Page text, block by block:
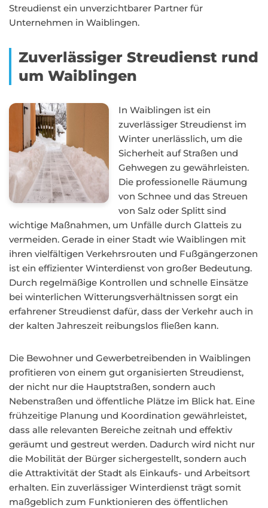
Streudienst ein unverzichtbarer Partner für
Unternehmen in Waiblingen.
Zuverlässiger Streudienst rund
um Waiblingen
In Waiblingen ist ein
zuverlässiger Streudienst im
Winter unerlässlich, um die
Sicherheit auf Straßen und
Gehwegen zu gewährleisten.
Die professionelle Räumung
von Schnee und das Streuen
von Salz oder Splitt sind
wichtige Maßnahmen, um Unfälle durch Glatteis zu
vermeiden. Gerade in einer Stadt wie Waiblingen mit
ihren vielfältigen Verkehrsrouten und Fußgängerzonen
ist ein effizienter Winterdienst von großer Bedeutung.
Durch regelmäßige Kontrollen und schnelle Einsätze
bei winterlichen Witterungsverhältnissen sorgt ein
erfahrener Streudienst dafür, dass der Verkehr auch in
der kalten Jahreszeit reibungslos fließen kann.
Die Bewohner und Gewerbetreibenden in Waiblingen
profitieren von einem gut organisierten Streudienst,
der nicht nur die Hauptstraßen, sondern auch
Nebenstraßen und öffentliche Plätze im Blick hat. Eine
frühzeitige Planung und Koordination gewährleistet,
dass alle relevanten Bereiche zeitnah und effektiv
geräumt und gestreut werden. Dadurch wird nicht nur
die Mobilität der Bürger sichergestellt, sondern auch
die Attraktivität der Stadt als Einkaufs- und Arbeitsort
erhalten. Ein zuverlässiger Winterdienst trägt somit
maßgeblich zum Funktionieren des öffentlichen